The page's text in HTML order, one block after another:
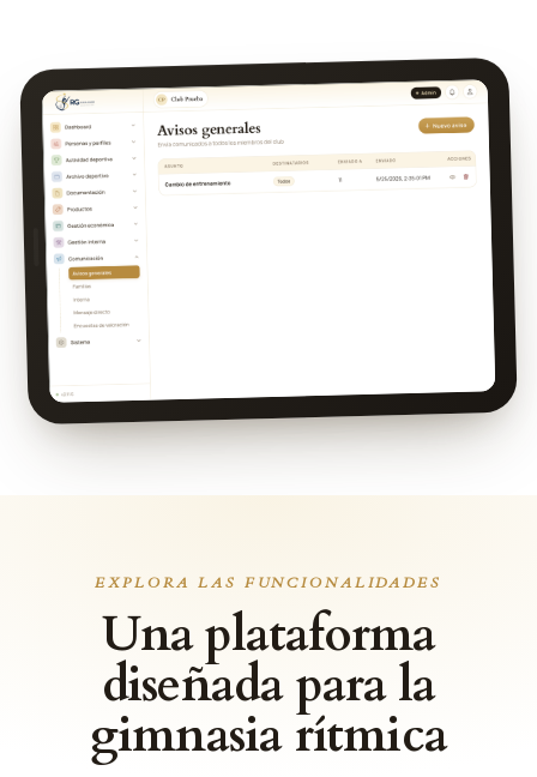
EXPLORA LAS FUNCIONALIDADES
Una plataforma
diseñada para la
gimnasia rítmica